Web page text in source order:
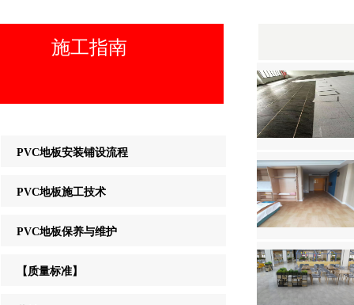
施工指南
PVC地板安装铺设流程
PVC地板施工技术
PVC地板保养与维护
【质量标准】